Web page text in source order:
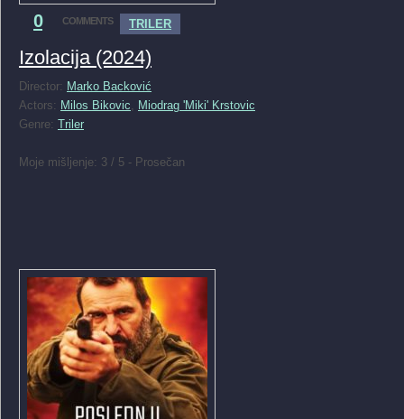
0 COMMENTS TRILER
Izolacija (2024)
Director: Marko Backović
Actors: Milos Bikovic, Miodrag 'Miki' Krstovic
Genre: Triler
Moje mišljenje: 3 / 5 - Prosečan